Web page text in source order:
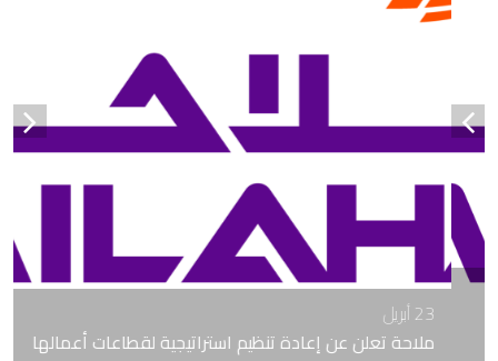
ملاحة تعلن عن إعادة تنظيم استراتيجية لقطاعات أعمالها